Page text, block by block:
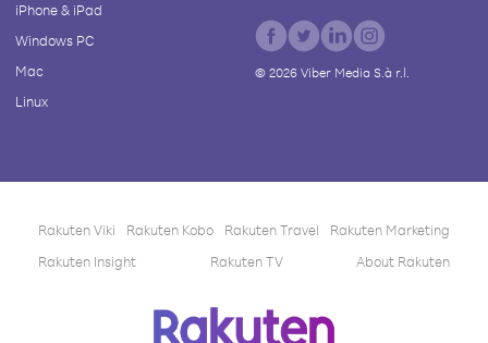
iPhone & iPad
Windows PC
Mac
Linux
© 2026Viber Media S.à r.l.
Rakuten Viki Rakuten Kobo Rakuten Travel
Rakuten Marketing
Rakuten Insight
Rakuten TV About Rakuten